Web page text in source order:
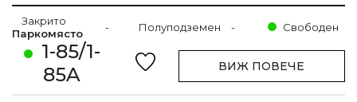
1-85/1-
85A
Закрито
Паркомясто
- Полуподземен - Свободен
ВИЖ ПОВЕЧЕ